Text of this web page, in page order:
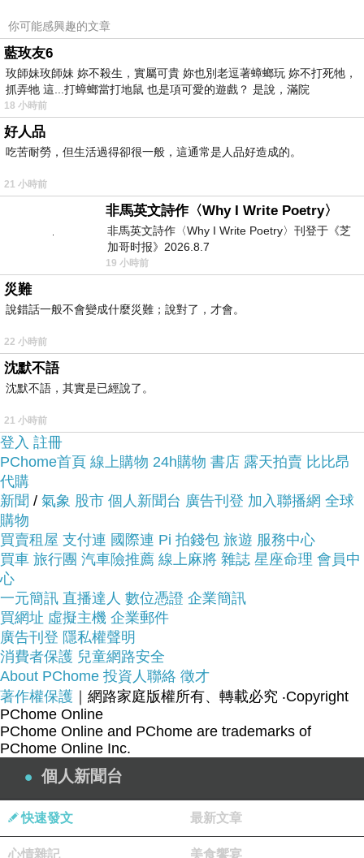
上買應該會比較便宜，
而且24小時都能買，上網慢慢挑選，不用等店家開
門也不用看店員臉色，
網路上購買~~
於是我參考了其他網友【Hello Kitty】創意頸枕 午
安枕 腰枕 小抱枕 多用款(三麗鷗正版授權)的推薦開
箱文及心得分享!
上網找了很多【Hello Kitty】創意頸枕 午安枕 腰枕
小抱枕 多用款(三麗鷗正版授權)評論跟比價的結
而且在網路上購買，
貴!
服務這麼優，當然在網路購物最好啦~~
看看【Hello Kitty】創意頸枕 午安枕 腰枕 小抱枕
多用款(三麗鷗正版授權)~~
品號：3312839
質地細緻觸感柔順
上班辦公、出國旅遊必備
午安枕 頸枕 小抱枕 小靠枕
你可能感興趣的文章
藍玫友6
玫師妹玫師妹 妳不殺生，實屬可貴 妳也別老逗著蟑螂玩 妳不打死牠，
抓弄牠 這...打蟑螂當打地鼠 也是項可愛的遊戲？ 是說，滿院
18 小時前
好人品
吃苦耐勞，但生活過得卻很一般，這通常是人品好造成的。
21 小時前
非馬英文詩作〈Why I Write Poetry〉
非馬英文詩作〈Why I Write Poetry〉刊登于《芝
加哥时报》2026.8.7
19 小時前
災難
說錯話一般不會變成什麼災難；說對了，才會。
22 小時前
沈默不語
沈默不語，其實是已經說了。
21 小時前
登入 註冊
PChome首頁 線上購物 24h購物 書店 露天拍賣 比比昂
代購
新聞 / 氣象 股市 個人新聞台 廣告刊登 加入聯播網 全球
購物
買賣租屋 支付連 國際連 Pi 拍錢包 旅遊 服務中心
買車 旅行團 汽車險推薦 線上麻將 雜誌 星座命理 會員中
心
一元簡訊 直播達人 數位憑證 企業簡訊
買網址 虛擬主機 企業郵件
廣告刊登 隱私權聲明
消費者保護 兒童網路安全
About PChome 投資人聯絡 徵才
著作權保護 ｜網路家庭版權所有、轉載必究 ‧Copyright
PChome Online
PChome Online and PChome are trademarks of
PChome Online Inc.
個人新聞台
快速發文 最新文章
心情雜記 美食饗宴